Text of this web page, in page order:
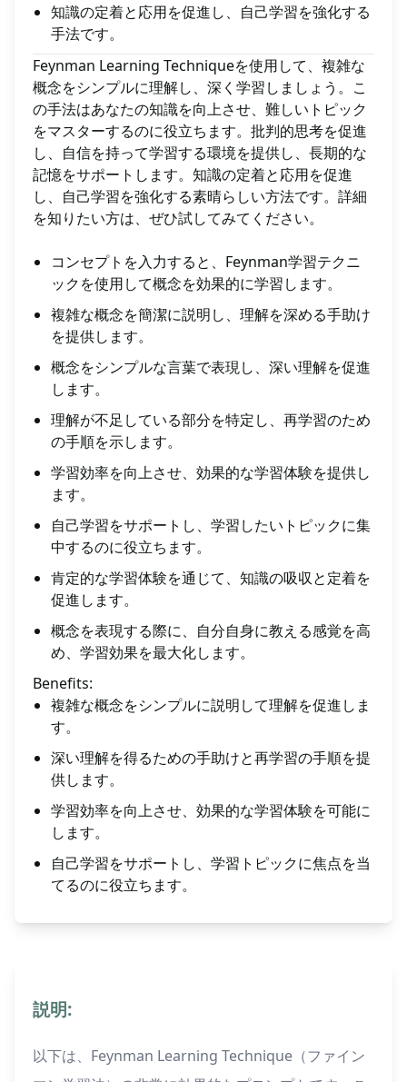
知識の定着と応用を促進し、自己学習を強化する
手法です。
Feynman Learning Techniqueを使用して、複雑な
概念をシンプルに理解し、深く学習しましょう。こ
の手法はあなたの知識を向上させ、難しいトピック
をマスターするのに役立ちます。批判的思考を促進
し、自信を持って学習する環境を提供し、長期的な
記憶をサポートします。知識の定着と応用を促進
し、自己学習を強化する素晴らしい方法です。詳細
を知りたい方は、ぜひ試してみてください。
コンセプトを入力すると、Feynman学習テクニ
ックを使用して概念を効果的に学習します。
複雑な概念を簡潔に説明し、理解を深める手助け
を提供します。
概念をシンプルな言葉で表現し、深い理解を促進
します。
理解が不足している部分を特定し、再学習のため
の手順を示します。
学習効率を向上させ、効果的な学習体験を提供し
ます。
自己学習をサポートし、学習したいトピックに集
中するのに役立ちます。
肯定的な学習体験を通じて、知識の吸収と定着を
促進します。
概念を表現する際に、自分自身に教える感覚を高
め、学習効果を最大化します。
Benefits:
複雑な概念をシンプルに説明して理解を促進しま
す。
深い理解を得るための手助けと再学習の手順を提
供します。
学習効率を向上させ、効果的な学習体験を可能に
します。
自己学習をサポートし、学習トピックに焦点を当
てるのに役立ちます。
説明:
以下は、Feynman Learning Technique（ファイン